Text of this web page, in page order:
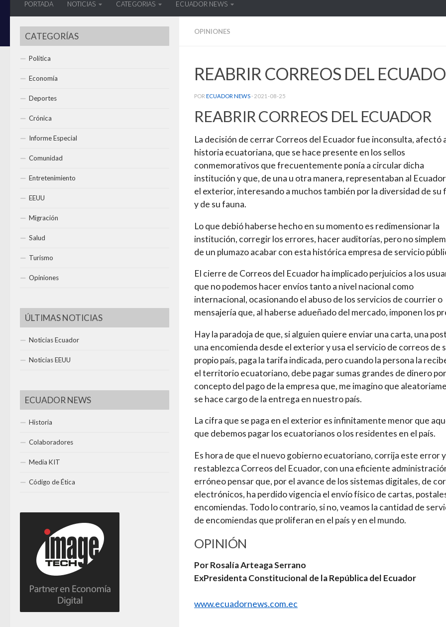
PORTADA NOTICIAS CATEGORIAS ECUADOR NEWS
OPINIONES
REABRIR CORREOS DEL
POR ECUADOR NEWS · 2021-08-25
REABRIR CORREOS DEL ECUADOR
La decisión de cerrar Correos del Ecuador fue inconsulta, afectó
historia ecuatoriana, que se hace presente en los sellos
conmemorativos que frecuentemente ponía a circular dicha
institución y que, de una u otra manera, representaban al
el exterior, interesando a muchos también por la diversidad de su
y de su fauna.
Lo que debió haberse hecho en su momento es redimensionar la
institución, corregir los errores, hacer auditorías, pero no
de un plumazo acabar con esta histórica empresa de servicio
El cierre de Correos del Ecuador ha implicado perjuicios a los
que no podemos hacer envíos tanto a nivel nacional como
internacional, ocasionando el abuso de los servicios de courrier o
mensajería que, al haberse adueñado del mercado, imponen los
Hay la paradoja de que, si alguien quiere enviar una carta, una
una encomienda desde el exterior y usa el servicio de correos de
propio país, paga la tarifa indicada, pero cuando la persona la
el territorio ecuatoriano, debe pagar sumas grandes de dinero por
concepto del pago de la empresa que, me imagino que
se hace cargo de la entrega en nuestro país.
La cifra que se paga en el exterior es infinitamente menor que
que debemos pagar los ecuatorianos o los residentes en el país.
Es hora de que el nuevo gobierno ecuatoriano, corrija este error y
restablezca Correos del Ecuador, con una eficiente
erróneo pensar que, por el avance de los sistemas digitales, de
electrónicos, ha perdido vigencia el envío físico de cartas,
encomiendas. Todo lo contrario, si no, veamos la cantidad de
de encomiendas que proliferan en el país y en el mundo.
OPINIÓN
Por Rosalía Arteaga Serrano
ExPresidenta Constitucional de la República del Ecuador
www.ecuadornews.com.ec
CATEGORÍAS
Política
Economía
Deportes
Crónica
Informe Especial
Comunidad
Entretenimiento
EEUU
Migración
Salud
Turismo
Opiniones
ÚLTIMAS NOTICIAS
Noticias Ecuador
Noticias EEUU
ECUADOR NEWS
Historia
Colaboradores
Media KIT
Código de Ética